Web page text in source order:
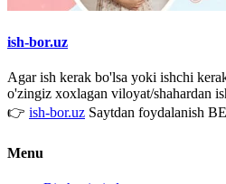
ish-bor.uz
Agar ish kerak bo'lsa yoki ishchi
o'zingiz xoxlagan viloyat/shahardan
👉 ish-bor.uz Saytdan foydalanish
Menu